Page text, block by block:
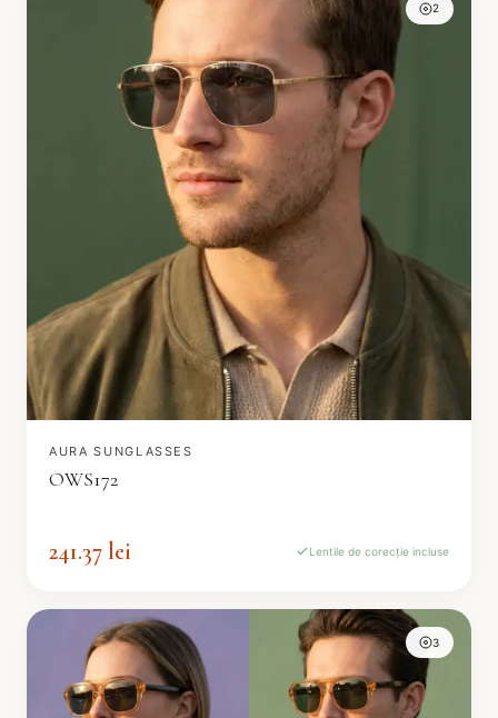
2
AURA SUNGLASSES
OWS172
241.37 lei Lentile de corecție incluse
3